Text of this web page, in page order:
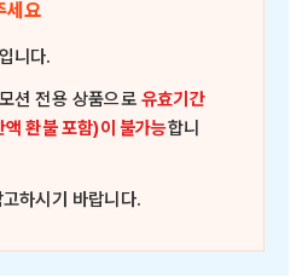
세요
니다.
션 전용 상품으로유효기간
액 환불 포함)이 불가능합니
하시기 바랍니다.